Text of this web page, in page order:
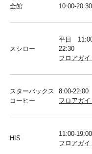
全館 10:00-20:30
スシロー
平日
22:30
フロアガ
スターバックス
コーヒー
8:00-22:00
フロアガ
HIS
11:00-
フロアガ